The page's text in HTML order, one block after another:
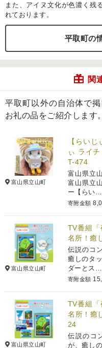
また、アイヌ文化が色濃く残
れております。
平取町の
関
平取町以外の自治体で
お礼の品をご紹介します。
富山県立山町
【らい
ぃ ライ
T-474
富山県立
富山県立
ー【らい…
寄附金額
富山県立山町
TV番組
名所！癒
伝説のコ
癒しのタ
ダーとス…
寄附金額
富山県立山町
TV番組
名所！癒
24
伝説のコ
が、癒し